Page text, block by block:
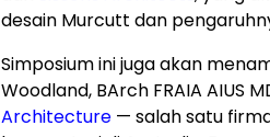
desain Murcutt dan
Simposium ini juga akan
Woodland, BArch FRAIA AIUS
Architecture — salah satu